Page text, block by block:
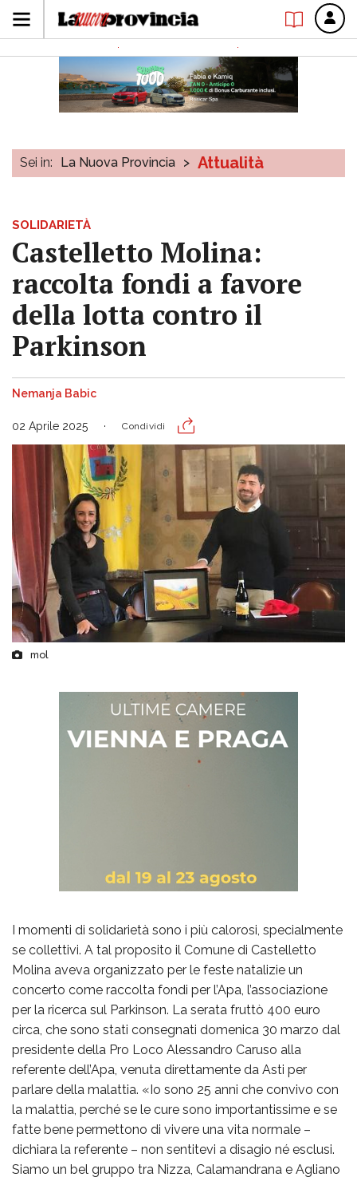
Sei in: La Nuova Provincia > Attualità
SOLIDARIETÀ
Castelletto Molina:
raccolta fondi a favore
della lotta contro il
Parkinson
Nemanja Babic
02 Aprile 2025 Condividi
mol
I momenti di solidarietà sono i più calorosi, specialmente
se collettivi. A tal proposito il Comune di Castelletto
Molina aveva organizzato per le feste natalizie un
concerto come raccolta fondi per l’Apa, l’associazione
per la ricerca sul Parkinson. La serata fruttò 400 euro
circa, che sono stati consegnati domenica 30 marzo dal
presidente della Pro Loco Alessandro Caruso alla
referente dell’Apa, venuta direttamente da Asti per
parlare della malattia. «Io sono 25 anni che convivo con
la malattia, perché se le cure sono importantissime e se
fatte bene permettono di vivere una vita normale –
dichiara la referente – non sentitevi a disagio né esclusi.
Siamo un bel gruppo tra Nizza, Calamandrana e Agliano